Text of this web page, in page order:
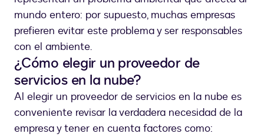
mundo entero: por supuesto, muchas empresas
prefieren evitar este problema y ser responsables
con el ambiente.
¿Cómo elegir un proveedor de
servicios en la nube?
Al elegir un proveedor de servicios en la nube es
conveniente revisar la verdadera necesidad de la
empresa y tener en cuenta factores como: